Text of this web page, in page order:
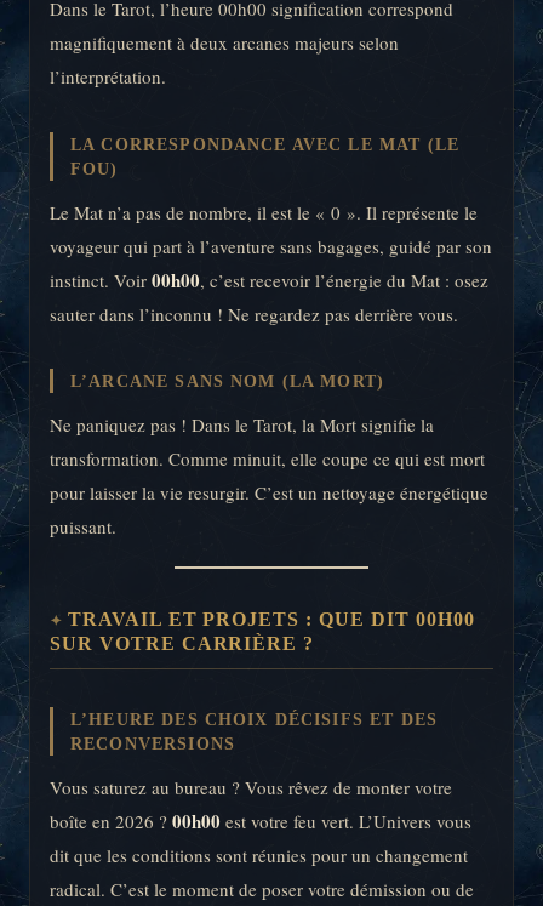
Dans le Tarot, l’heure 00h00 signification correspond
magnifiquement à deux arcanes majeurs selon
l’interprétation.
LA CORRESPONDANCE AVEC LE MAT (LE
FOU)
Le Mat n’a pas de nombre, il est le « 0 ». Il représente le
voyageur qui part à l’aventure sans bagages, guidé par son
instinct. Voir 00h00, c’est recevoir l’énergie du Mat : osez
sauter dans l’inconnu ! Ne regardez pas derrière vous.
L’ARCANE SANS NOM (LA MORT)
Ne paniquez pas ! Dans le Tarot, la Mort signifie la
transformation. Comme minuit, elle coupe ce qui est mort
pour laisser la vie resurgir. C’est un nettoyage énergétique
puissant.
TRAVAIL ET PROJETS : QUE DIT 00H00
SUR VOTRE CARRIÈRE ?
L’HEURE DES CHOIX DÉCISIFS ET DES
RECONVERSIONS
Vous saturez au bureau ? Vous rêvez de monter votre
boîte en 2026 ? 00h00 est votre feu vert. L’Univers vous
dit que les conditions sont réunies pour un changement
radical. C’est le moment de poser votre démission ou de